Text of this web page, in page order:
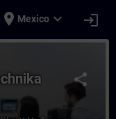
place Mexico expand_more login
share